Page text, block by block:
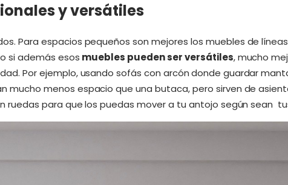
y versátiles
Para espacios pequeños son mejores los muebles de
si además esos muebles pueden ser versátiles, mucho
Por ejemplo, usando sofás con arcóndonde guardar
mucho menos espacio que una butaca, pero sirven de
ruedas para que los puedas mover a tu antojo según sean